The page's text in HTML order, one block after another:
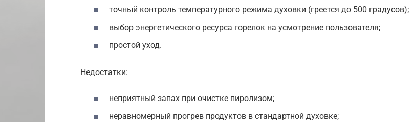
точный контроль температурного режима духовки (греется до 500 градусов);
выбор энергетического ресурса горелок на усмотрение пользователя;
простой уход.
Недостатки:
неприятный запах при очистке пиролизом;
неравномерный прогрев продуктов в стандартной духовке;